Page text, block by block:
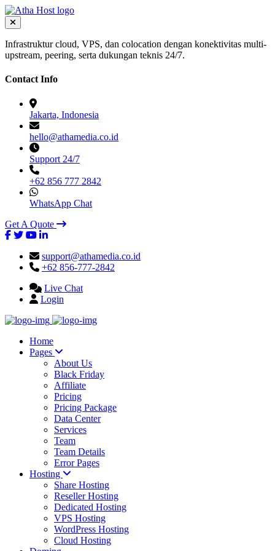
Infrastruktur cloud, VPS, dan colocation dengan konektivitas multi-
upstream, peering, serta dukungan teknis 24/7.
Contact Info
Jakarta, Indonesia
hello@athamedia.co.id
Support 24/7
+62 856 777 2842
WhatsApp Chat
Get A Quote
support@athamedia.co.id
+62 856-777-2842
Live Chat
Login
Home
Pages
About Us
Black Friday
Affiliate
Pricing
Pricing Package
Data Center
Services
Team
Team Details
Error Pages
Hosting
Share Hosting
Reseller Hosting
Dedicated Hosting
VPS Hosting
WordPress Hosting
Cloud Hosting